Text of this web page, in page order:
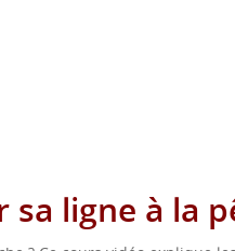
ligne à la